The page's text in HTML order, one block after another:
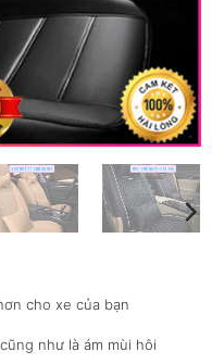
cho xe của bạn
như là ám mùi hôi